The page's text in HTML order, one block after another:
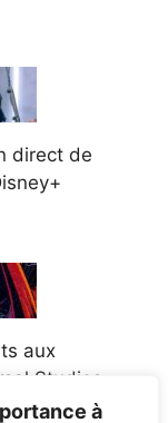
à
direct de
aux
Studios